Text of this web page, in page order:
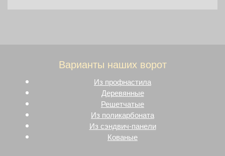
Варианты наших ворот
Из профнастила
Деревянные
Решетчатые
Из поликарбоната
Из сэндвич-панели
Кованые